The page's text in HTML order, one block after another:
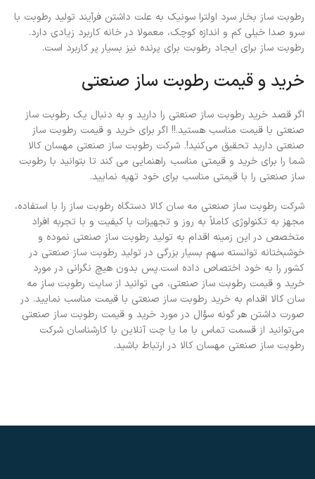
رطوبت ساز بخار سرد اولترا سونیک به علت داشتن فرآیند تولید رطوبت با
سرو صدا خیلی کم و اندازه کوچک، معمولا در خانه کاربرد زیادی دارد.
رطوبت ساز برای ایجاد رطوبت برای پرنده نیز بسیار پر کاربرد است.
خرید و قیمت رطوبت ساز صنعتی
اگر قصد خرید رطوبت ساز صنعتی را دارید و به دنبال یک رطوبت ساز
صنعتی با قیمت مناسب هستید.!! اگر برای خرید و قیمت رطوبت ساز
صنعتی دارید تحقیق می‌کنید!. شرکت رطوبت ساز صنعتی مهسان کالا
شما را برای خرید و قیمتی مناسب راهنمایی می کند تا بتوانید با رطوبت
ساز صنعتی را با قیمتی مناسب برای خود تهیه نمایید.
شرکت رطوبت ساز صنعتی مه سان کالا دستگاه رطوبت ساز را با استفاده،
مجهز به تکنولوژی کاملاً به روز و تجهیزات با کیفیت و با تجربه افراد
متخصص در این زمینه اقدام به تولید رطوبت ساز صنعتی نموده و
خوشبختانه توانسته سهم بسیار بزرگی در تولید رطوبت ساز صنعتی در
کشور را به خود اختصاص داده است.پس بدون هیچ نگرانی در مورد
خرید و قیمت رطوبت ساز صنعتی، می‌ توانید از سایت رطوبت ساز مه
سان کالا اقدام به خرید رطوبت ساز صنعتی با قیمت مناسب نمایید. در
صورت داشتن هر گونه سؤال در مورد خرید و قیمت رطوبت ساز صنعتی
می‌توانید از قسمت تماس با ما یا چت آنلاین با کارشناسان شرکت
رطوبت ساز صنعتی مهسان کالا در ارتباط باشید.